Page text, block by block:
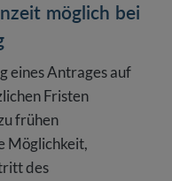
möglich bei
eines Antrages auf
Fristen
frühen
Möglichkeit,
des